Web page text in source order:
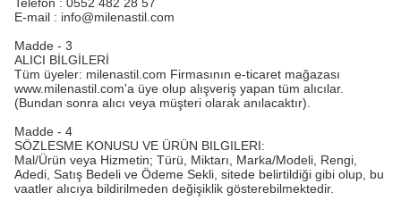
E-mail : info@milenastil.com
Madde - 3
ALICI BİLGİLERİ
Tüm üyeler: milenastil.com Firmasının e-ticaret mağazası
www.milenastil.com'a üye olup alışveriş yapan tüm alıcılar.
(Bundan sonra alıcı veya müşteri olarak anılacaktır).
Madde - 4
SÖZLESME KONUSU VE ÜRÜN BILGILERI:
Mal/Ürün veya Hizmetin; Türü, Miktarı, Marka/Modeli, Rengi,
Adedi, Satış Bedeli ve Ödeme Sekli, sitede belirtildiği gibi olup, bu
vaatler alıcıya bildirilmeden değişiklik gösterebilmektedir.